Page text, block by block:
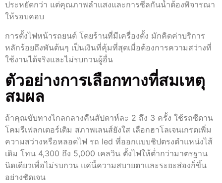
ประหยัดกว่า แต่คุณภาพลำแสงและการซีลกันน้ำต้องพิจารณา
ให้รอบคอบ
การตั้งไฟหน้ารถยนต์ โดยร้านที่มีเครื่องตั้ง มักคิดค่าบริการ
หลักร้อยถึงพันต้นๆ เป็นเงินที่คุ้มที่สุดเมื่อต้องการความสว่างที่
ใช้งานได้จริงและไม่รบกวนผู้อื่น
ตัวอย่างการเลือกทางที่สมเหตุ
สมผล
ถ้าคุณขับทางไกลกลางคืนสัปดาห์ละ 2 ถึง 3 ครั้ง ใช้รถซีดาน
โคมรีเฟลกเตอร์เดิม สภาพเลนส์ยังใส เลือกฮาโลเจนเกรดเพิ่ม
ความสว่างหรือหลอดไฟ รถ led ที่ออกแบบชิปตรงตำแหน่งไส้
เดิม โทน 4,300 ถึง 5,000 เคลวิน ตั้งไฟให้ต่ำกว่ามาตรฐาน
นิดเดียวเพื่อไม่รบกวน แค่นี้ความสบายตาและระยะส่องก็ขึ้น
อย่างชัดเจน